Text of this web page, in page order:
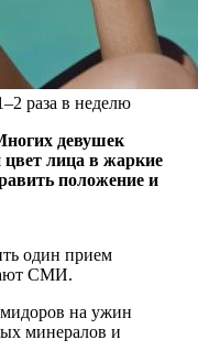
раза в неделю
девушек
цвет лица в жаркие
положение и
один прием
СМИ.
на ужин
минералов и